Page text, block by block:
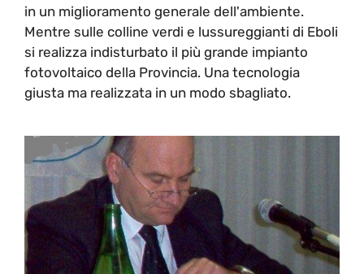
in un miglioramento generale dell'ambiente.
Mentre sulle colline verdi e lussureggianti di Eboli
si realizza indisturbato il più grande impianto
fotovoltaico della Provincia. Una tecnologia
giusta ma realizzata in un modo sbagliato.